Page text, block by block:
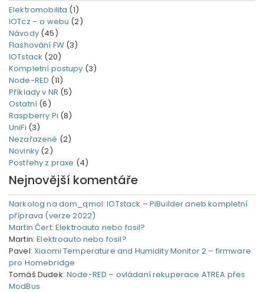
Elektromobilita (1)
IOTcz – o webu (2)
Návody(45)
Flashování FW(3)
IOTstack (20)
Kompletní postupy (3)
Node-RED (11)
Příklady v NR (5)
Ostatní (6)
Raspberry Pi (8)
UniFi (3)
Nezařazené (2)
Novinky (2)
Postřehy z praxe (4)
Nejnovější komentáře
Narkolog na dom_qmol:IOTstack – PiBuilder aneb kompletní
příprava (verze 2022)
Martin Čert: Elektroauto nebo fosil?
Martin:Elektroauto nebo fosil?
Pavel:Xiaomi Temperature and Humidity Monitor 2 – firmware
pro Homebridge
Tomáš Dudek: Node-RED – ovládaní rekuperace ATREA přes
ModBus